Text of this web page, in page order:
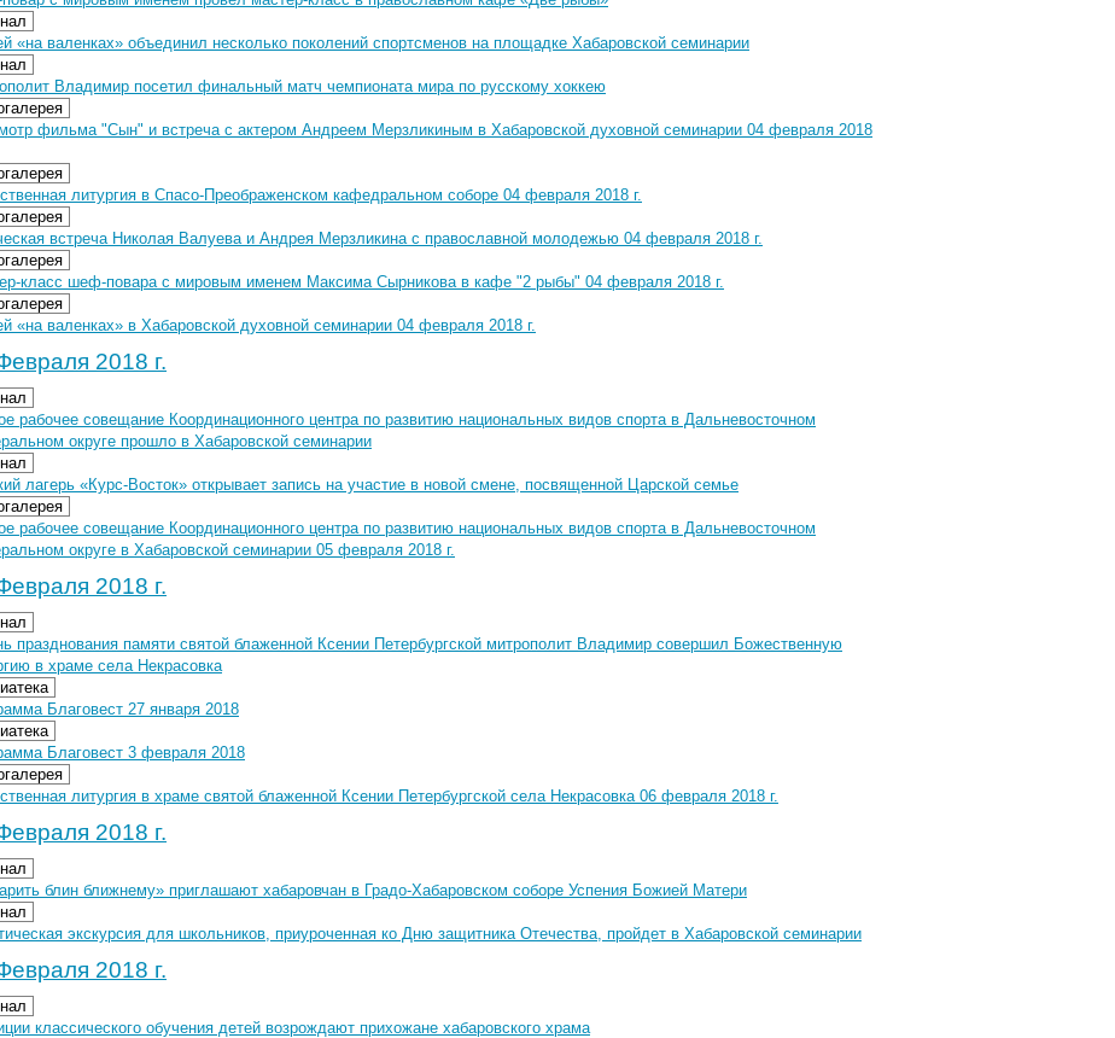
«на валенках» объединил несколько поколений спортсменов на площадке Хабаровской семинарии
Владимир посетил финальный матч чемпионата мира по русскому хоккею
фильма "Сын" и встреча с актером Андреем Мерзликиным в Хабаровской духовной семинарии 04 февраля 2018
литургия в Спасо-Преображенском кафедральном соборе 04 февраля 2018 г.
встреча Николая Валуева и Андрея Мерзликина с православной молодежью 04 февраля 2018 г.
класс шеф-повара с мировым именем Максима Сырникова в кафе "2 рыбы" 04 февраля 2018 г.
«на валенках» в Хабаровской духовной семинарии 04 февраля 2018 г.
2018 г.
рабочее совещание Координационного центра по развитию национальных видов спорта в Дальневосточном
округе прошло в Хабаровской семинарии
лагерь «Курс-Восток» открывает запись на участие в новой смене, посвященной Царской семье
рабочее совещание Координационного центра по развитию национальных видов спорта в Дальневосточном
округе в Хабаровской семинарии 05 февраля 2018 г.
2018 г.
празднования памяти святой блаженной Ксении Петербургской митрополит Владимир совершил Божественную
в храме села Некрасовка
Благовест 27 января 2018
Благовест 3 февраля 2018
литургия в храме святой блаженной Ксении Петербургской села Некрасовка 06 февраля 2018 г.
2018 г.
блин ближнему» приглашают хабаровчан в Градо-Хабаровском соборе Успения Божией Матери
экскурсия для школьников, приуроченная ко Дню защитника Отечества, пройдет в Хабаровской семинарии
2018 г.
классического обучения детей возрождают прихожане хабаровского храма